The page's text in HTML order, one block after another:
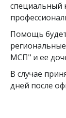
специальный
Помощь будет
МСП" и ее
В случае
дней после